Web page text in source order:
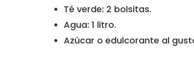
Té verde: 2 bolsitas.
Agua: 1 litro.
Azúcar o edulcorante al